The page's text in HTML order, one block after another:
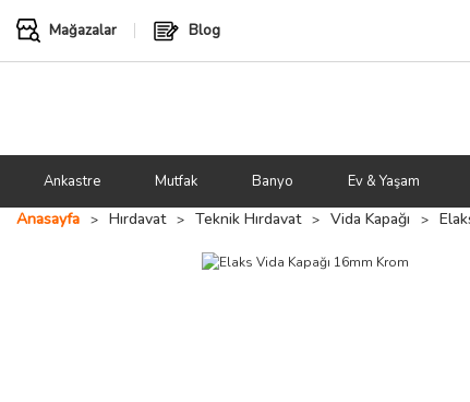
Mağazalar Blog
Ankastre Mutfak Banyo Ev & Yaşam
Anasayfa
Hırdavat Teknik Hırdavat Vida Kapağı